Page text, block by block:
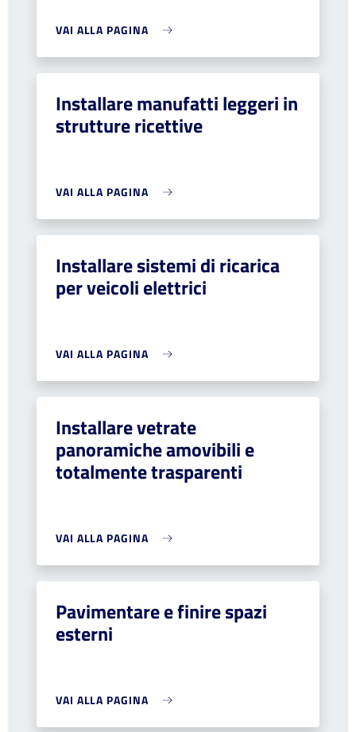
VAI ALLA PAGINA
Installare manufatti leggeri in
strutture ricettive
VAI ALLA PAGINA
Installare sistemi di ricarica
per veicoli elettrici
VAI ALLA PAGINA
Installare vetrate
panoramiche amovibili e
totalmente trasparenti
VAI ALLA PAGINA
Pavimentare e finire spazi
esterni
VAI ALLA PAGINA